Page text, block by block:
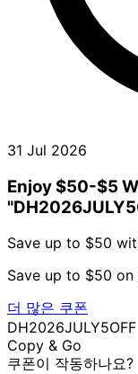
31 Jul 2026
Enjoy $50-$5
Save up to $50
Save up to $50
더 많은 쿠폰
DH2026JULY5OFF
Copy & Go
쿠폰이 작동하나요?